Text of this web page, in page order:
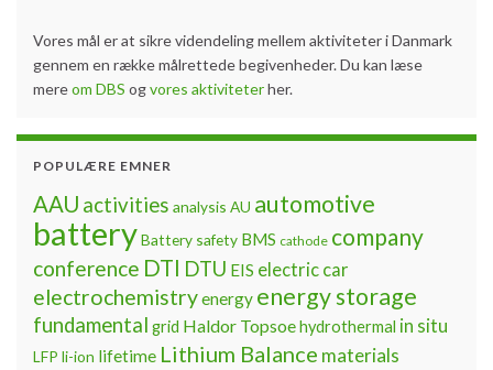
Vores mål er at sikre videndeling mellem aktiviteter i Danmark
gennem en række målrettede begivenheder. Du kan læse
mereom DBS ogvores aktiviteterher.
POPULÆRE EMNER
AAU activities analysis AU automotive
batteryBattery safety BMS cathode company
conference DTI DTU EIS electric car
electrochemistryenergy energy storage
fundamental grid Haldor Topsoehydrothermal in situ
LFP li-ion lifetime Lithium Balance materials